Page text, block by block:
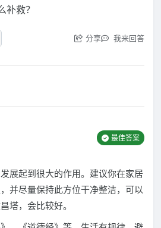
补救？
分享 我来回答
最佳答案
展起到很大的作用。建议你在家居
并尽量保持此方位干净整洁，可以
塔，会比较好。